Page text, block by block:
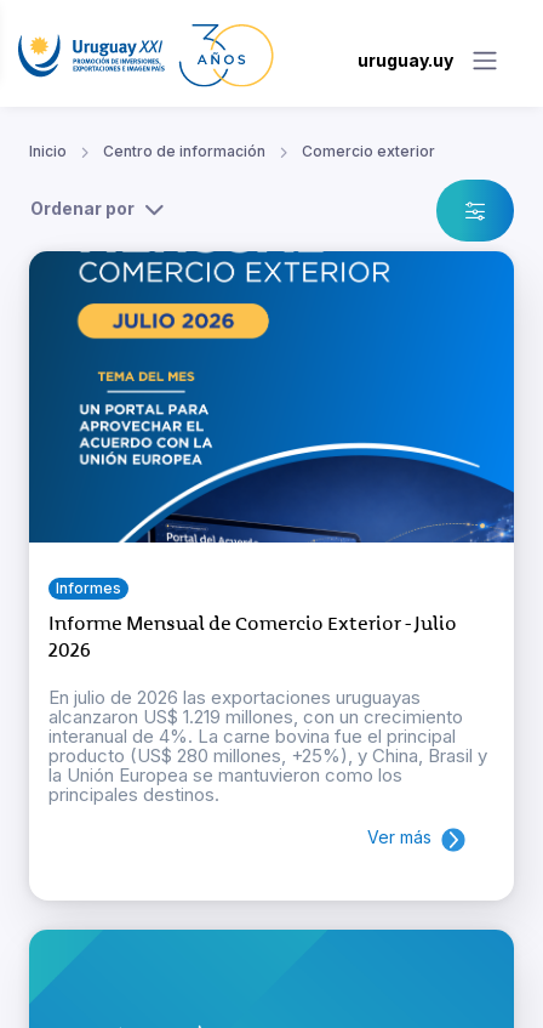
uruguay.uy
Inicio Centro de información Comercio exterior
Ordenar por
Informes
Informe Mensual de Comercio Exterior - Julio
2026
En julio de 2026 las exportaciones uruguayas
alcanzaron US$ 1.219 millones, con un crecimiento
interanual de 4%. La carne bovina fue el principal
producto (US$ 280 millones, +25%), y China, Brasil y
la Unión Europea se mantuvieron como los
principales destinos.
Ver más